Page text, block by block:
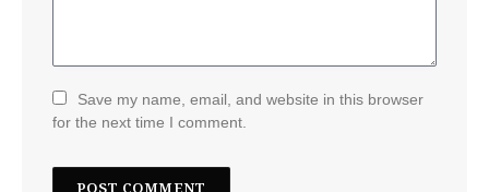
Save my name, email, and website in this browser
for the next time I comment.